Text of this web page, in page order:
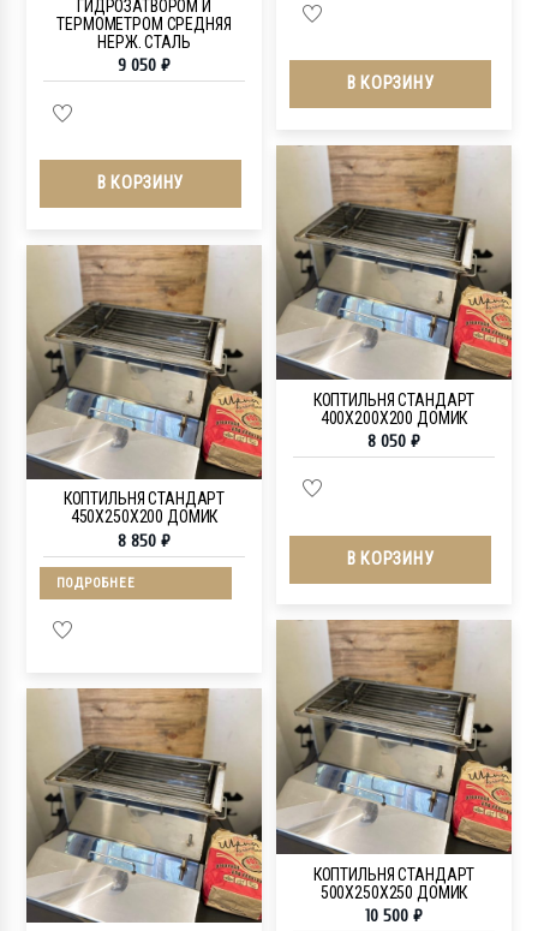
В КОРЗИНУ
ГИДРОЗАТВОРОМ И
ТЕРМОМЕТРОМ СРЕДНЯЯ
НЕРЖ. СТАЛЬ
9 050 ₽
В КОРЗИНУ
КОПТИЛЬНЯ СТАНДАРТ
400Х200Х200 ДОМИК
8 050 ₽
В КОРЗИНУ
КОПТИЛЬНЯ СТАНДАРТ
450Х250Х200 ДОМИК
8 850 ₽
ПОДРОБНЕЕ
КОПТИЛЬНЯ СТАНДАРТ
500Х250Х250 ДОМИК
10 500 ₽